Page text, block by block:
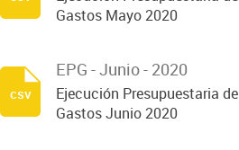
Gastos Mayo 2020
EPG - Junio - 2020
Ejecución Presupuestaria de
Gastos Junio 2020
csv